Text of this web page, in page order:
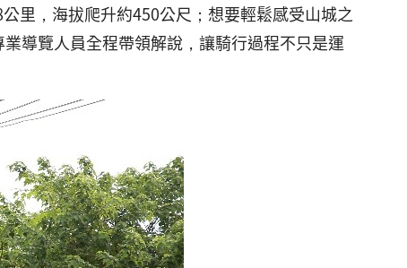
里，海拔爬升約450公尺；想要輕鬆感受山城之
導覽人員全程帶領解說，讓騎行過程不只是運